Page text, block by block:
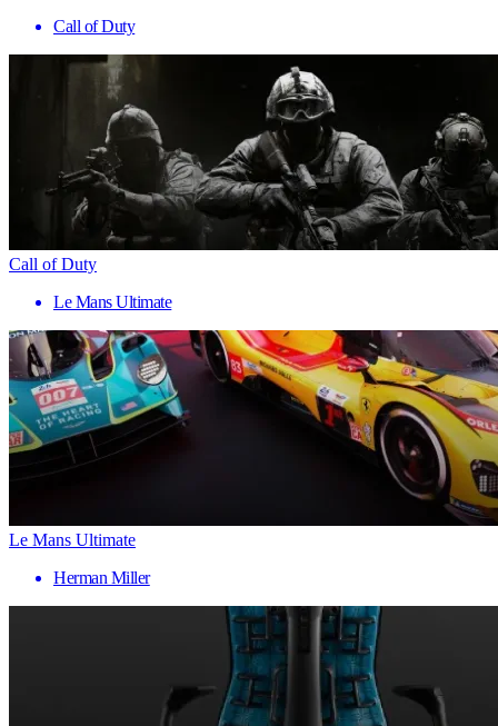
Call of Duty
Call of Duty
Le Mans Ultimate
Le Mans Ultimate
Herman Miller